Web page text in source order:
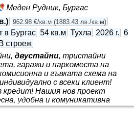
Меден Рудник, Бургас
) 962.98 €/кв.м (1883.43 лв./кв.м)
в Бургас 54 кв.м Тухла 2026 г. 6
В строеж
двустайни, тристайни
гаражи и паркоместа на
и гъвката схема на
с всеки клиент!
кредит! Нашия нов проект
удобна и комуникативна
над JYSK и в непосредствена